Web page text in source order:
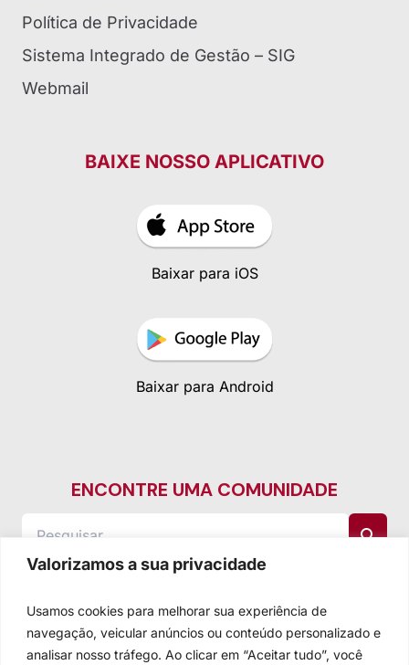
Valorizamos a sua privacidade
Usamos cookies para melhorar sua experiência de
navegação, veicular anúncios ou conteúdo personalizado e
analisar nosso tráfego. Ao clicar em “Aceitar tudo”, você
Política de Privacidade
Sistema Integrado de Gestão – SIG
Webmail
BAIXE NOSSO APLICATIVO
Baixar para iOS
Baixar para Android
ENCONTRE UMA COMUNIDADE